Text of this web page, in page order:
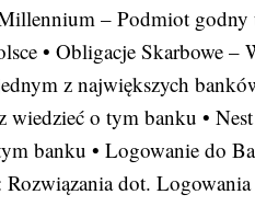
– Podmiot godny
• Obligacje Skarbowe –
z największych
wiedzieć o tym banku •
banku • Logowanie do
dot. Logowania